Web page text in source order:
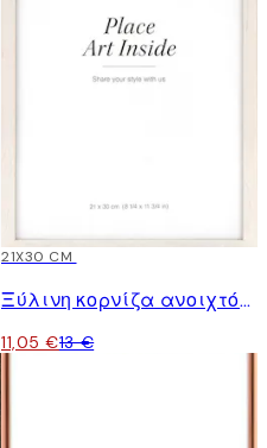
15%*
21X30 CM
Ξύλινη κορνίζα ανοιχτόχρωμη
11,05 €13 €